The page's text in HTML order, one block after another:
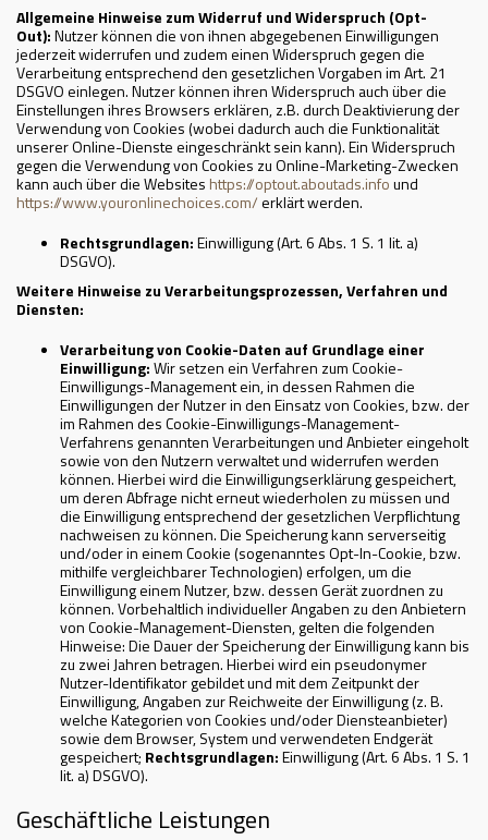
Allgemeine Hinweise zum Widerruf und Widerspruch (Opt-
Out):Nutzer können die von ihnen abgegebenen Einwilligungen
jederzeit widerrufen und zudem einen Widerspruch gegen die
Verarbeitung entsprechend den gesetzlichen Vorgaben im Art. 21
DSGVO einlegen. Nutzer können ihren Widerspruch auch über die
Einstellungen ihres Browsers erklären, z.B. durch Deaktivierung der
Verwendung von Cookies (wobei dadurch auch die Funktionalität
unserer Online-Dienste eingeschränkt sein kann). Ein Widerspruch
gegen die Verwendung von Cookies zu Online-Marketing-Zwecken
kann auch über die Websites https://optout.aboutads.infound
https://www.youronlinechoices.com/erklärt werden.
Rechtsgrundlagen:Einwilligung (Art. 6 Abs. 1 S. 1 lit. a)
DSGVO).
Weitere Hinweise zu Verarbeitungsprozessen, Verfahren und
Diensten:
Verarbeitung von Cookie-Daten auf Grundlage einer
Einwilligung:Wir setzen ein Verfahren zum Cookie-
Einwilligungs-Management ein, in dessen Rahmen die
Einwilligungen der Nutzer in den Einsatz von Cookies, bzw. der
im Rahmen des Cookie-Einwilligungs-Management-
Verfahrens genannten Verarbeitungen und Anbieter eingeholt
sowie von den Nutzern verwaltet und widerrufen werden
können. Hierbei wird die Einwilligungserklärung gespeichert,
um deren Abfrage nicht erneut wiederholen zu müssen und
die Einwilligung entsprechend der gesetzlichen Verpflichtung
nachweisen zu können. Die Speicherung kann serverseitig
und/oder in einem Cookie (sogenanntes Opt-In-Cookie, bzw.
mithilfe vergleichbarer Technologien) erfolgen, um die
Einwilligung einem Nutzer, bzw. dessen Gerät zuordnen zu
können. Vorbehaltlich individueller Angaben zu den Anbietern
von Cookie-Management-Diensten, gelten die folgenden
Hinweise: Die Dauer der Speicherung der Einwilligung kann bis
zu zwei Jahren betragen. Hierbei wird ein pseudonymer
Nutzer-Identifikator gebildet und mit dem Zeitpunkt der
Einwilligung, Angaben zur Reichweite der Einwilligung (z. B.
welche Kategorien von Cookies und/oder Diensteanbieter)
sowie dem Browser, System und verwendeten Endgerät
gespeichert; Rechtsgrundlagen:Einwilligung (Art. 6 Abs. 1 S. 1
lit. a) DSGVO).
Geschäftliche Leistungen